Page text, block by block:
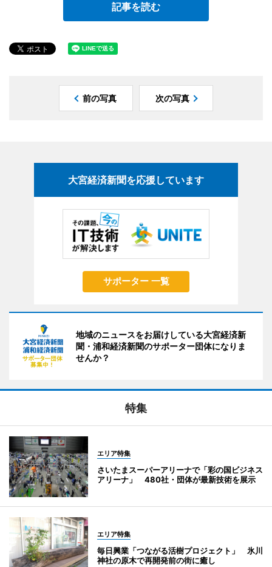
記事を読む
前の写真 次の写真
大宮経済新聞を応援しています
サポーター 一覧
地域のニュースをお届けしている大宮経済新
聞・浦和経済新聞のサポーター団体になりま
せんか？
特集
エリア特集
さいたまスーパーアリーナで「彩の国ビジネス
アリーナ」 480社・団体が最新技術を展示
エリア特集
毎日興業「つながる活樹プロジェクト」 氷川
神社の原木で再開発前の街に癒し